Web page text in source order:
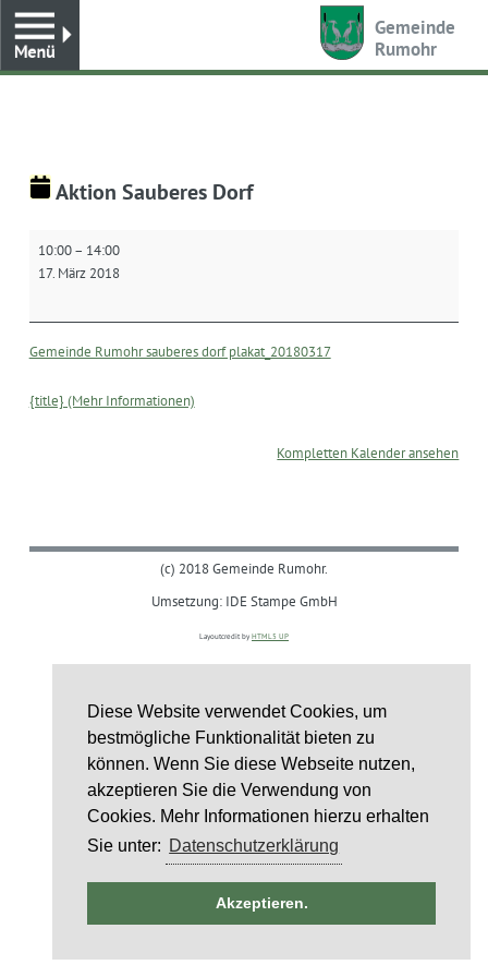
Diese Website verwendet Cookies, um
bestmögliche Funktionalität bieten zu
können. Wenn Sie diese Webseite nutzen,
akzeptieren Sie die Verwendung von
Cookies. Mehr Informationen hierzu erhalten
Sie unter: Datenschutzerklärung
Akzeptieren.
Gemeinde
Rumohr
Aktion Sauberes Dorf
10:00– 14:00
17. März 2018
Gemeinde Rumohr sauberes dorf plakat_20180317
{title} (Mehr Informationen)
Kompletten Kalender ansehen
(c) 2018 Gemeinde Rumohr.
Umsetzung: IDE Stampe GmbH
Layoutcredit by HTML5 UP